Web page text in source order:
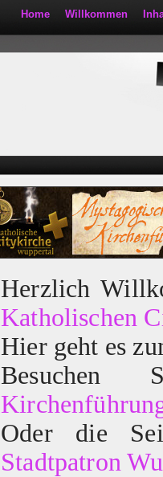
Home Willkommen
Herzlich
Katholischen
Hier geht es
Oder die
Stadtpatron